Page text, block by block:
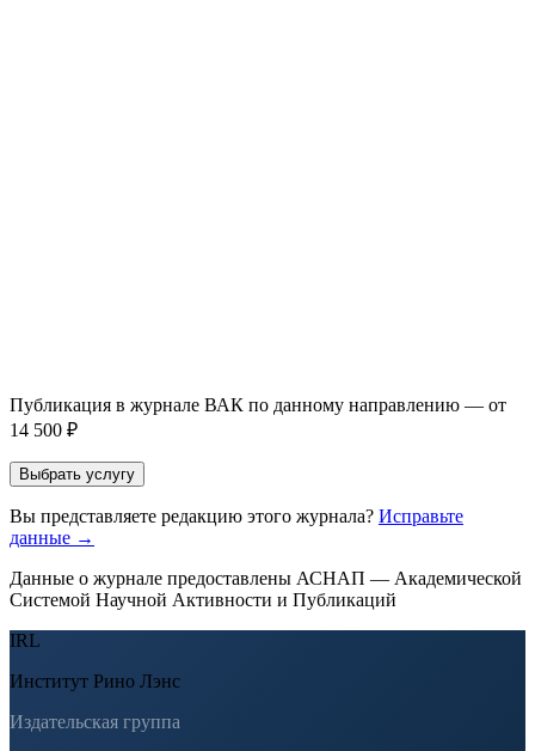
Публикация в журнале ВАК по данному направлению — от
14 500 ₽
Выбрать услугу
Вы представляете редакцию этого журнала? Исправьте
данные →
Данные о журнале предоставлены АСНАП — Академической
Системой Научной Активности и Публикаций
IRL
Институт Рино Лэнс
Издательская группа